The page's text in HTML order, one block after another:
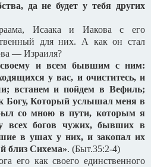
да не будет у тебя других
Исаака и Иакова с его
для них. А как он стал
— Израиля?
и всем бывшим с ним:
у вас, и очиститесь, и
встанем и пойдем в Вефиль;
Богу, Который услышал меня в
со мною в пути, которым я
всех богов чужих, бывших в
в ушах у них, и закопал их
близ Сихема». (Быт.35:2-4)
его как своего единственного